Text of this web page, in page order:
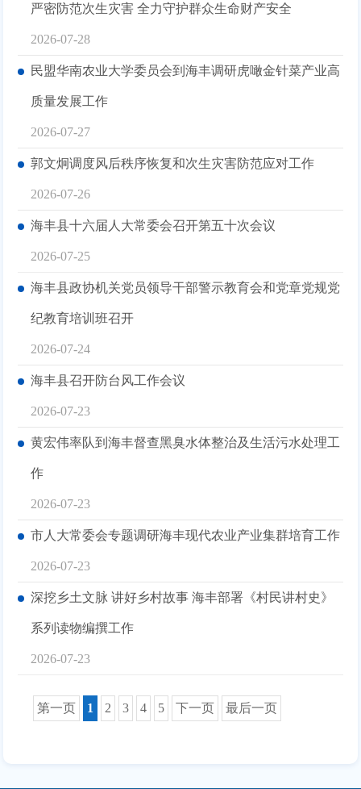
严密防范次生灾害 全力守护群众生命财产安全
2026-07-28
民盟华南农业大学委员会到海丰调研虎噉金针菜产业高
质量发展工作
2026-07-27
郭文炯调度风后秩序恢复和次生灾害防范应对工作
2026-07-26
海丰县十六届人大常委会召开第五十次会议
2026-07-25
海丰县政协机关党员领导干部警示教育会和党章党规党
纪教育培训班召开
2026-07-24
海丰县召开防台风工作会议
2026-07-23
黄宏伟率队到海丰督查黑臭水体整治及生活污水处理工
作
2026-07-23
市人大常委会专题调研海丰现代农业产业集群培育工作
2026-07-23
深挖乡土文脉 讲好乡村故事 海丰部署《村民讲村史》
系列读物编撰工作
2026-07-23
第一页 1 2 3 4 5 下一页 最后一页